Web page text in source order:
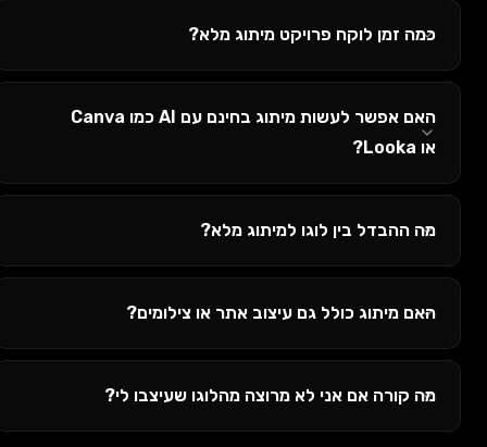
כמה זמן לוקח פרויקט מיתוג מלא?
האם אפשר לעשות מיתוג בחינם עם AI כמו Canva
או Looka?
מה ההבדל בין לוגו למיתוג מלא?
האם מיתוג כולל גם עיצוב אתר או צילומים?
מה קורה אם אני לא מרוצה מהלוגו שעיצבו לי?